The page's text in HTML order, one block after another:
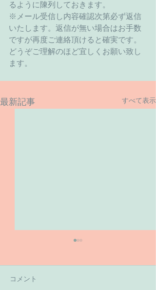
るように陳列しておきます。
※メール受信し内容確認次第必ず返信
いたします。返信が無い場合はお手数
ですが再度ご連絡頂けると確実です。
どうぞご理解のほど宜しくお願い致し
ます。
最新記事 すべて表示
コメント